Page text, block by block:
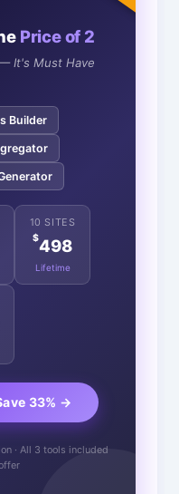
Price of 2
It's Must Have
Builder
10 SITES
$498
Lifetime
33% →
· All 3 tools included